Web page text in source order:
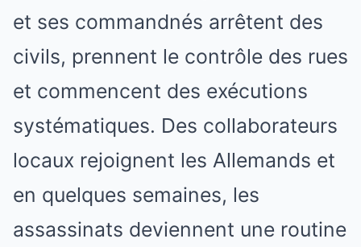
et ses commandnés arrêtent des
civils, prennent le contrôle des rues
et commencent des exécutions
systématiques. Des collaborateurs
locaux rejoignent les Allemands et
en quelques semaines, les
assassinats deviennent une routine